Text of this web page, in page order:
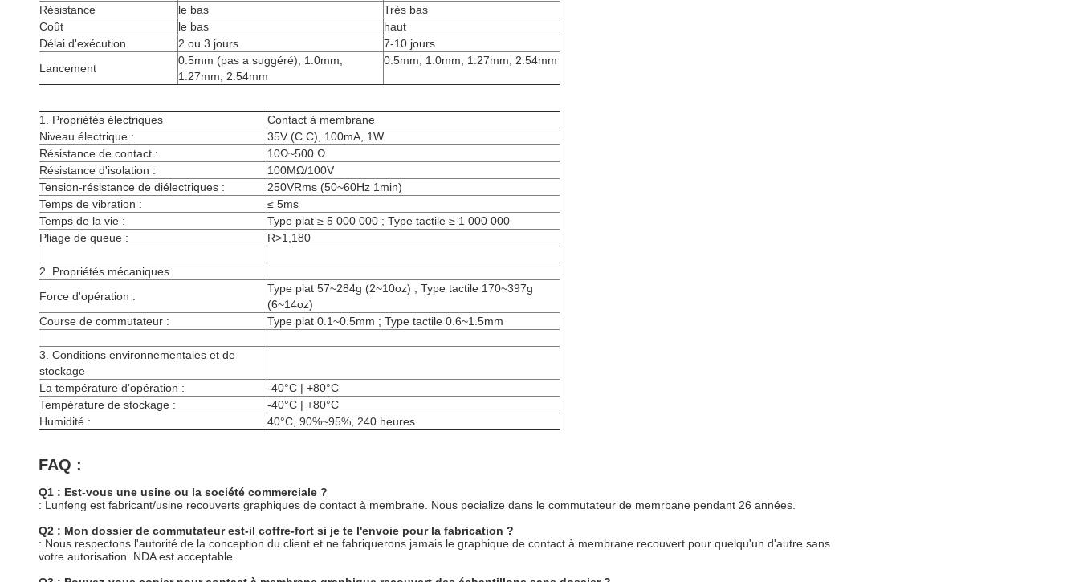
Résistance
le bas
Très bas
Coût
le bas
haut
Délai d'exécution
2 ou 3 jours
7-10 jours
Lancement
0.5mm (pas a suggéré), 1.0mm,
1.27mm, 2.54mm
0.5mm, 1.0mm, 1.27mm, 2.54mm
1. Propriétés électriques
Contact à membrane
Niveau électrique :
35V (C.C), 100mA, 1W
Résistance de contact :
10Ω~500 Ω
Résistance d'isolation :
100MΩ/100V
Tension-résistance de diélectriques :
250VRms (50~60Hz 1min)
Temps de vibration :
≤ 5ms
Temps de la vie :
Type plat ≥ 5 000 000 ; Type tactile ≥ 1 000 000
Pliage de queue :
R>1,180
2. Propriétés mécaniques
Force d'opération :
Type plat 57~284g (2~10oz) ; Type tactile 170~397g
(6~14oz)
Course de commutateur :
Type plat 0.1~0.5mm ; Type tactile 0.6~1.5mm
3. Conditions environnementales et de
stockage
La température d'opération :
-40°C | +80°C
Température de stockage :
-40°C | +80°C
Humidité :
40°C, 90%~95%, 240 heures
FAQ :
Q1 : Est-vous une usine ou la société commerciale ?
: Lunfeng est fabricant/usine recouverts graphiques de contact à membrane. Nous pecialize dans le commutateur de memrbane pendant 26 années.
Q2 : Mon dossier de commutateur est-il coffre-fort si je te l'envoie pour la fabrication ?
: Nous respectons l'autorité de la conception du client et ne fabriquerons jamais le graphique de contact à membrane recouvert pour quelqu'un d'autre sans
votre autorisation. NDA est acceptable.